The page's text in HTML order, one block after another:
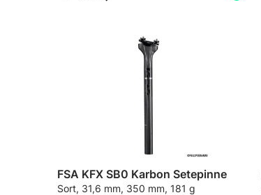
FSA KFX SB0 Karbon Setepinne
Sort, 31,6 mm, 350 mm, 181 g